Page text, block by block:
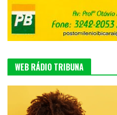
WEB RÁDIO TRIBUNA